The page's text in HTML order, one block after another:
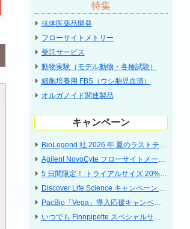
特集
抗体医薬品開発
フローサイトメトリー
受託サービス
動物実験（モデル動物・各種試験）
細胞培養用 FBS（ウシ胎児血清）
オルガノイド関連製品
キャンペーン
BioLegend 社 2026 年 夏のラストチャンス・特別な 5 日間 ラストサマーキャンペーン
Agilent NovoCyte フローサイトメータ 特別プライスキャンペーン
5 ⽇間限定！ トライアルサイズ 20% OFF キャンペーン〔CST〕
Discover Life Science キャンペーン 2026 Jul - Sep 神経科学研究関連特集
PacBio「Vega」導入応援キャンペーン
いつでも Finnpipette スペシャルサポート 2026